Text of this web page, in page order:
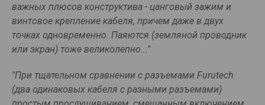
важных плюсов конструктива - цанговый зажим и
винтовое крепление кабеля, причем даже в двух
точках одновременно. Паяются (земляной проводник
или экран) тоже великолепно..."
"При тщательном сравнении с разъемами Furutech
(два одинаковых кабеля с разными разъемами)